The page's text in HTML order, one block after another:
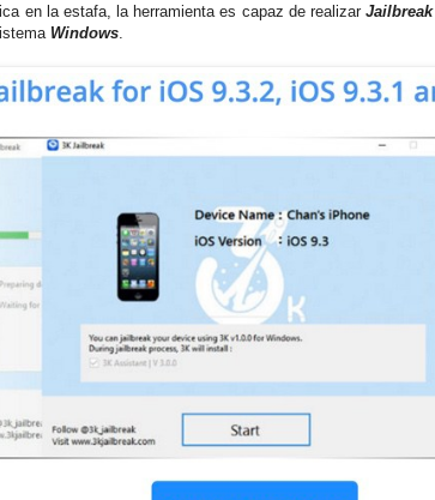
en la estafa, la herramienta es capaz de realizarJailbreak
Windows